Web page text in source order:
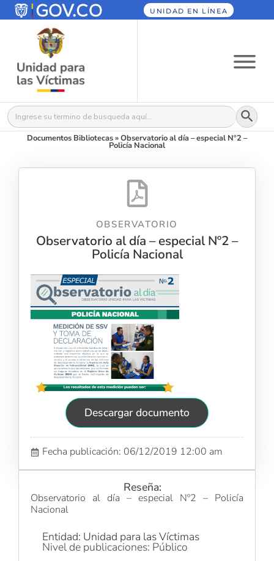
UNIDAD EN LÍNEA
Buscar: Botón
Documentos Bibliotecas»Observatorio al día – especial Nº2 –
Policía Nacional
OBSERVATORIO
Observatorio al día – especial Nº2 –
Policía Nacional
Descargar documento
Fecha publicación: 06/12/2019 12:00 am
Reseña:
Observatorio al día – especial Nº2 – Policía
Nacional
Entidad: Unidad para las Víctimas
Nivel de publicaciones: Público